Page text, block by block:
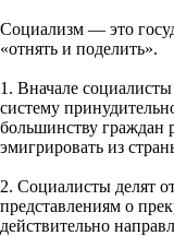
Социализм — это
«отнять и поделить».
1. Вначале
систему
большинству граждан
эмигрировать из
2. Социалисты делят
представлениям о
действительно